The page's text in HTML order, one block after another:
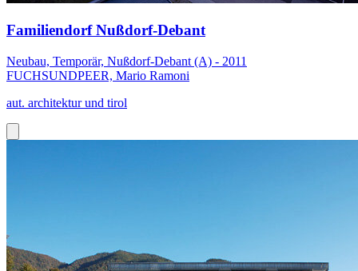
Familiendorf Nußdorf-Debant
Neubau, Temporär, Nußdorf-Debant (A) - 2011
FUCHSUNDPEER, Mario Ramoni
aut. architektur und tirol